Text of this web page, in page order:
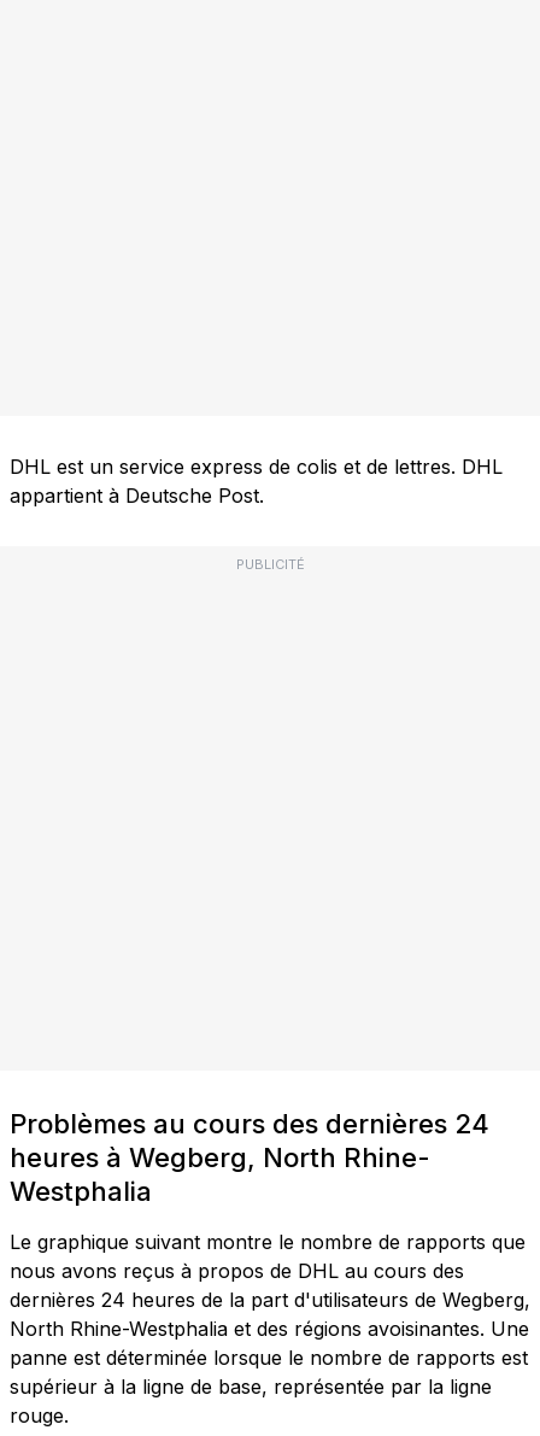
DHL est un service express de colis et de lettres. DHL
appartient à Deutsche Post.
PUBLICITÉ
Problèmes au cours des dernières 24
heures à Wegberg, North Rhine-
Westphalia
Le graphique suivant montre le nombre de rapports que
nous avons reçus à propos de DHL au cours des
dernières 24 heures de la part d'utilisateurs de Wegberg,
North Rhine-Westphalia et des régions avoisinantes. Une
panne est déterminée lorsque le nombre de rapports est
supérieur à la ligne de base, représentée par la ligne
rouge.